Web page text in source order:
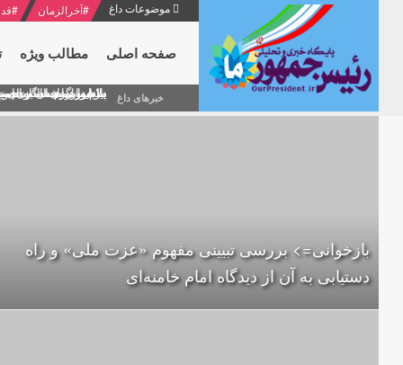
موضوعات داغ #آخرالزمان #
صفحه اصلی مطالب ویژه
خبرهای داغ منشور گفتمان امام و انقلاب - 7 /بخش دوم : شرح پیام ۱۰ خرداد ۱۳۶۹ امام خامنه
بازخوانی افشاگری
دلایل اهمیت
بیانات امام خامنه
پیام نوروزی امام
بازخوانی=> بررسی تبیینی مفهوم «عزت ملی» و راه
دستیابی به آن از دیدگاه امام خامنه‌ای